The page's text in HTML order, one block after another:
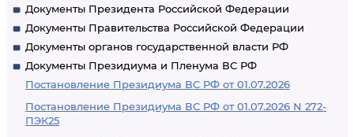
Документы Президента Российской Федерации
Документы Правительства Российской Федерации
Документы органов государственной власти РФ
Документы Президиума и Пленума ВС РФ
Постановление Президиума ВС РФ от 01.07.2026
Постановление Президиума ВС РФ от 01.07.2026 N 272-
ПЭК25